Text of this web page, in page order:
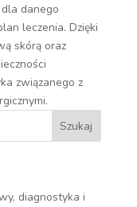
danego
leczenia. Dzięki
skórą oraz
związanego z
diagnostyka i